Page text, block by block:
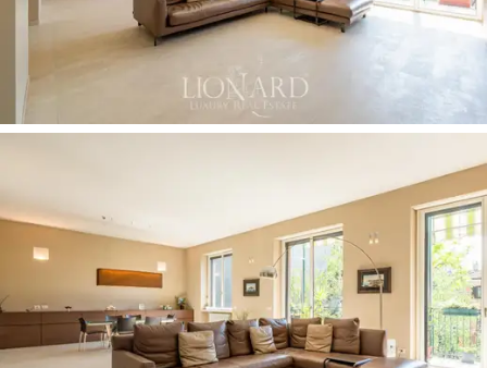
kahteen huoneeseen: päämakuuhuoneeseen ja toiseen
makuuhuoneeseen.
on reilun kokoinen ja siinä on
kylpyhuone, jossa on suihku ja turkkilainen sauna.
on viimeistelty kivilaatoilla, mosaiikeilla ja
korkealaatuisilla kalusteilla jokaisessa yksityiskohdassa.
Viereistä huonetta voidaan käyttää makuuhuoneena tai
työtilana.
Kartanon toisessa siivessä onkaksi ylimääräistä
kahden hengen makuuhuonetta,joista toisessa on